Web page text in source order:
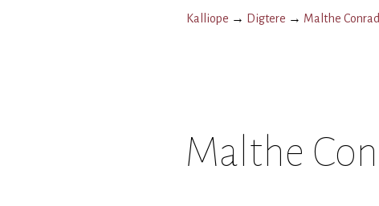
Kalliope → Digtere → Malthe
Malthe